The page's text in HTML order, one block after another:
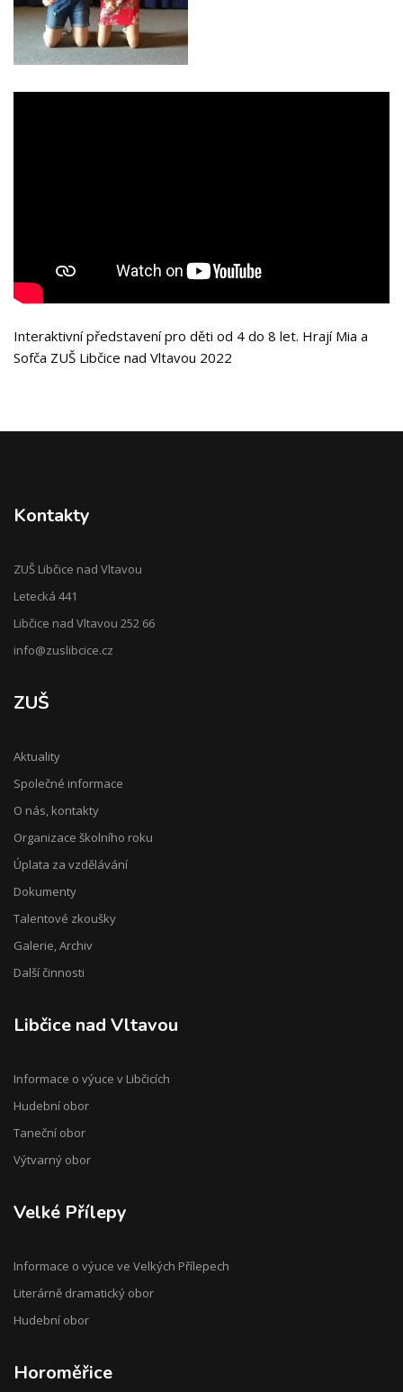
Interaktivní představení pro děti od 4 do 8 let. Hrají Mia a
Sofča ZUŠ Libčice nad Vltavou 2022
Kontakty
ZUŠ Libčice nad Vltavou
Letecká 441
Libčice nad Vltavou 252 66
info@zuslibcice.cz
ZUŠ
Aktuality
Společné informace
O nás, kontakty
Organizace školního roku
Úplata za vzdělávání
Dokumenty
Talentové zkoušky
Galerie, Archiv
Další činnosti
Libčice nad Vltavou
Informace o výuce v Libčicích
Hudební obor
Taneční obor
Výtvarný obor
Velké Přílepy
Informace o výuce ve Velkých Přílepech
Literárně dramatický obor
Hudební obor
Horoměřice